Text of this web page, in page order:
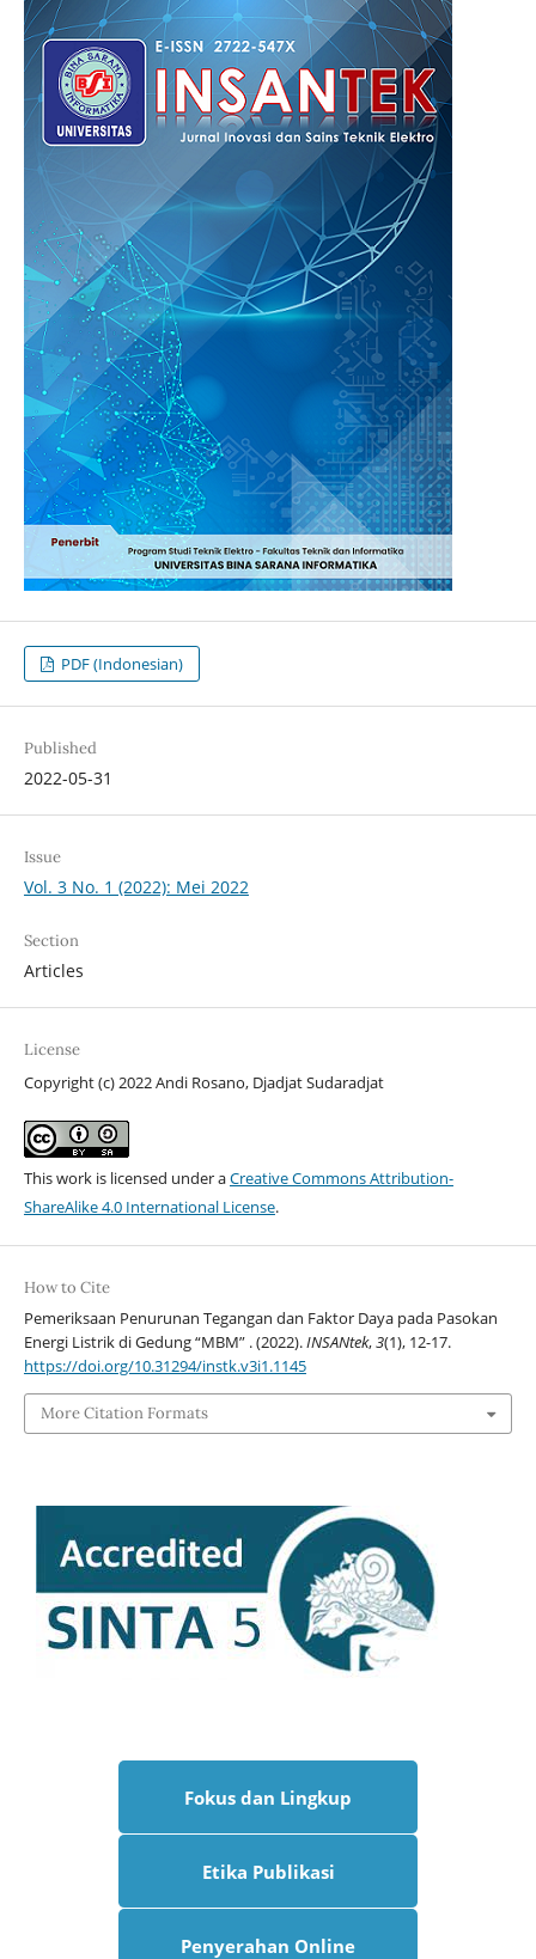
PDF (Indonesian)
Published
2022-05-31
Issue
Vol. 3 No. 1 (2022): Mei 2022
Section
Articles
License
Copyright (c) 2022 Andi Rosano, Djadjat Sudaradjat
This work is licensed under aCreative Commons Attribution-
ShareAlike 4.0 International License.
How to Cite
Pemeriksaan Penurunan Tegangan dan Faktor Daya pada Pasokan
Energi Listrik di Gedung “MBM” . (2022).INSANtek,3(1), 12-17.
https://doi.org/10.31294/instk.v3i1.1145
More Citation Formats
Fokus dan Lingkup
Etika Publikasi
Penyerahan Online